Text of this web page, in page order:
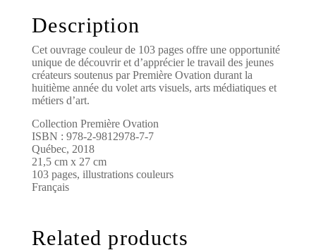
Description
Cet ouvrage couleur de 103 pages offre une opportunité
unique de découvrir et d’apprécier le travail des jeunes
créateurs soutenus par Première Ovation durant la
huitième année du volet arts visuels, arts médiatiques et
métiers d’art.
Collection Première Ovation
ISBN : 978-2-9812978-7-7
Québec, 2018
21,5 cm x 27 cm
103 pages, illustrations couleurs
Français
Related products